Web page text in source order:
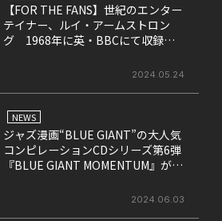
【FOR THE FANS】世紀のエンター
テイナー、ルイ・アームストロン
グ 1968年に英・BBCにて収録さ
2024.05.24
NEWS
ジャズ漫画“BLUE GIANT”の大人気
コンピレーションCDシリーズ第6弾
『BLUE GIANT MOMENTUM』が6
2024.06.03